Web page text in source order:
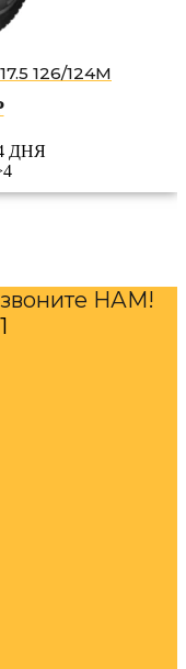
126/124M
ДНЯ
НАМ!